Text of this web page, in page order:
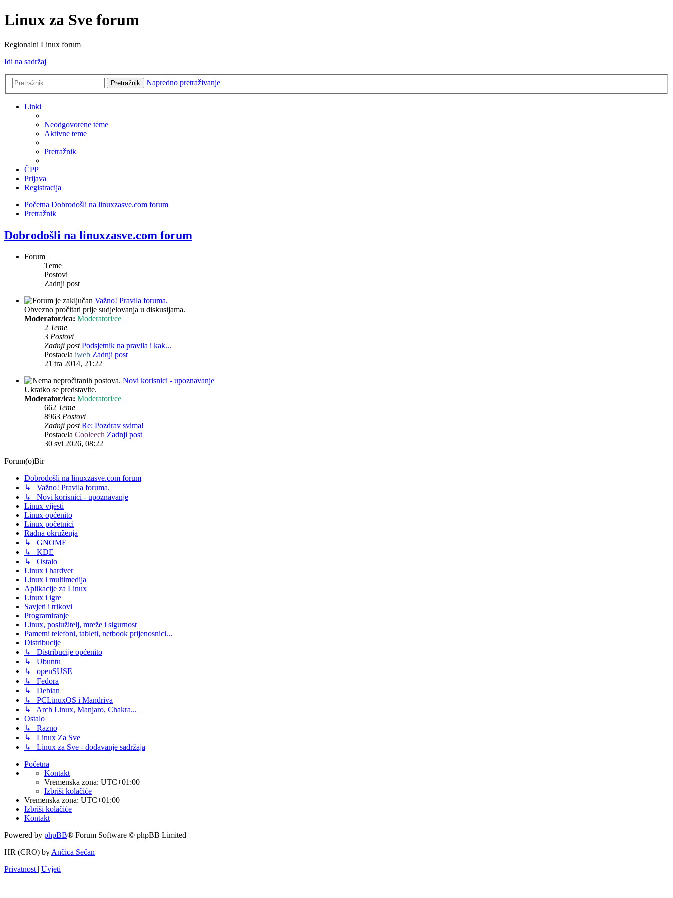
Linux za Sve forum
Regionalni Linux forum
Idi na sadržaj
Pretražnik Napredno pretraživanje
Linki
Neodgovorene teme
Aktivne teme
Pretražnik
ČPP
Prijava
Registracija
Početna Dobrodošli na linuxzasve.com forum
Pretražnik
Dobrodošli na linuxzasve.com forum
Forum
Teme
Postovi
Zadnji post
Važno! Pravila foruma.
Obvezno pročitati prije sudjelovanja u diskusijama.
Moderator/ica: Moderatori/ce
2 Teme
3 Postovi
Zadnji post Podsjetnik na pravila i kak...
Postao/la iweb Zadnji post
21 tra 2014, 21:22
Novi korisnici - upoznavanje
Ukratko se predstavite.
Moderator/ica: Moderatori/ce
662 Teme
8963 Postovi
Zadnji post Re: Pozdrav svima!
Postao/la Cooleech Zadnji post
30 svi 2026, 08:22
Forum(o)Bir
Dobrodošli na linuxzasve.com forum
↳ Važno! Pravila foruma.
↳ Novi korisnici - upoznavanje
Linux vijesti
Linux općenito
Linux početnici
Radna okruženja
↳ GNOME
↳ KDE
↳ Ostalo
Linux i hardver
Linux i multimedija
Aplikacije za Linux
Linux i igre
Savjeti i trikovi
Programiranje
Linux, poslužitelj, mreže i sigurnost
Pametni telefoni, tableti, netbook prijenosnici...
Distribucije
↳ Distribucije općenito
↳ Ubuntu
↳ openSUSE
↳ Fedora
↳ Debian
↳ PCLinuxOS i Mandriva
↳ Arch Linux, Manjaro, Chakra...
Ostalo
↳ Razno
↳ Linux Za Sve
↳ Linux za Sve - dodavanje sadržaja
Početna
Kontakt
Vremenska zona: UTC+01:00
Izbriši kolačiće
Vremenska zona: UTC+01:00
Izbriši kolačiće
Kontakt
Powered by phpBB® Forum Software © phpBB Limited
HR (CRO) by Ančica Sečan
Privatnost | Uvjeti